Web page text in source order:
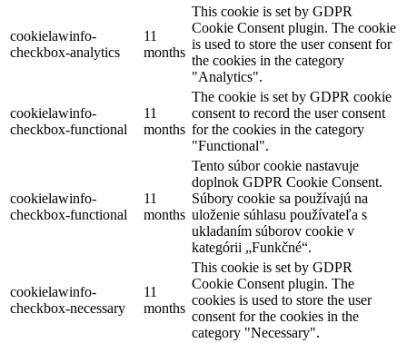
cookielawinfo-
checkbox-analytics
11
months
This cookie is set by GDPR
Cookie Consent plugin. The cookie
is used to store the user consent for
the cookies in the category
"Analytics".
cookielawinfo-
checkbox-functional
11
months
The cookie is set by GDPR cookie
consent to record the user consent
for the cookies in the category
"Functional".
cookielawinfo-
checkbox-functional
11
months
Tento súbor cookie nastavuje
doplnok GDPR Cookie Consent.
Súbory cookie sa používajú na
uloženie súhlasu používateľa s
ukladaním súborov cookie v
kategórii „Funkčné“.
cookielawinfo-
checkbox-necessary
11
months
This cookie is set by GDPR
Cookie Consent plugin. The
cookies is used to store the user
consent for the cookies in the
category "Necessary".